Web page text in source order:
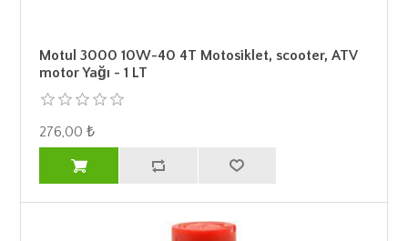
Motul 3000 10W-40 4T Motosiklet, scooter, ATV
motor Yağı - 1 LT
276,00 ₺